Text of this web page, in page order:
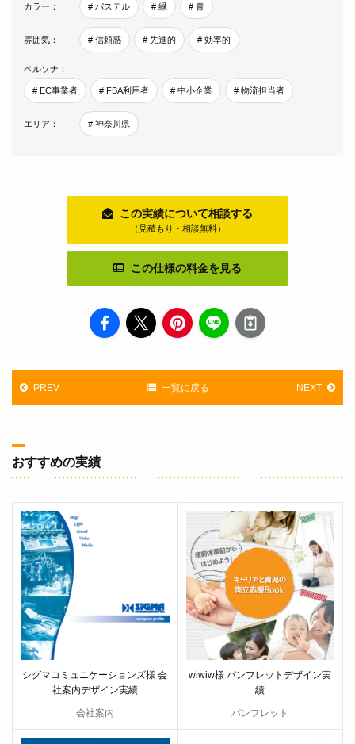
カラー： # パステル # 緑 # 青
雰囲気： # 信頼感 # 先進的 # 効率的
ペルソナ：
# EC事業者 # FBA利用者 # 中小企業 # 物流担当者
エリア： # 神奈川県
この実績について相談する
（見積もり・相談無料）
この仕様の料金を見る
PREV 一覧に戻る NEXT
おすすめの実績
シグマコミュニケーションズ様 会
社案内デザイン実績
会社案内
wiwiw様 パンフレットデザイン実
績
パンフレット